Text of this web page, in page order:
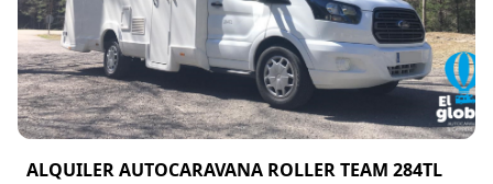
ALQUILER AUTOCARAVANA ROLLER TEAM 284TL